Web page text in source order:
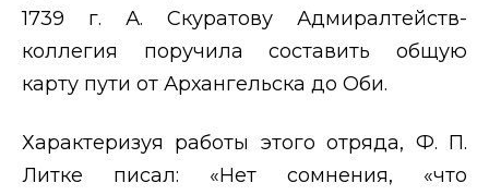
1739 г. А. Скуратову Адмиралтейств-
коллегия поручила составить общую
карту пути от Архангельска до Оби.
Характеризуя работы этого отряда, Ф. П.
Литке писал: «Нет сомнения, «что